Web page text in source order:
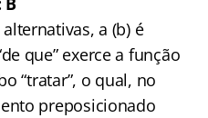
a (b) é
que” exerce a função
“tratar”, o qual, no
preposicionado